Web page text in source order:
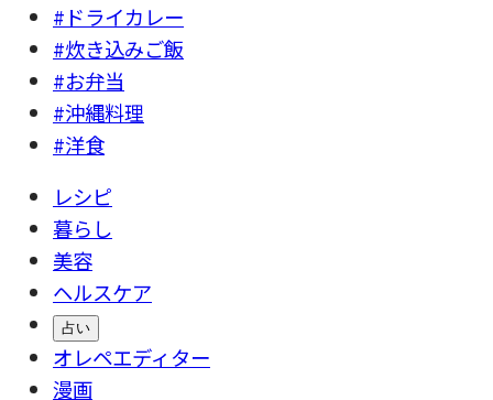
#ドライカレー
#炊き込みご飯
#お弁当
#沖縄料理
#洋食
レシピ
暮らし
美容
ヘルスケア
占い
オレペエディター
漫画